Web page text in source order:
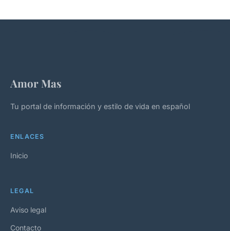
Amor Mas
Tu portal de información y estilo de vida en español
ENLACES
Inicio
LEGAL
Aviso legal
Contacto